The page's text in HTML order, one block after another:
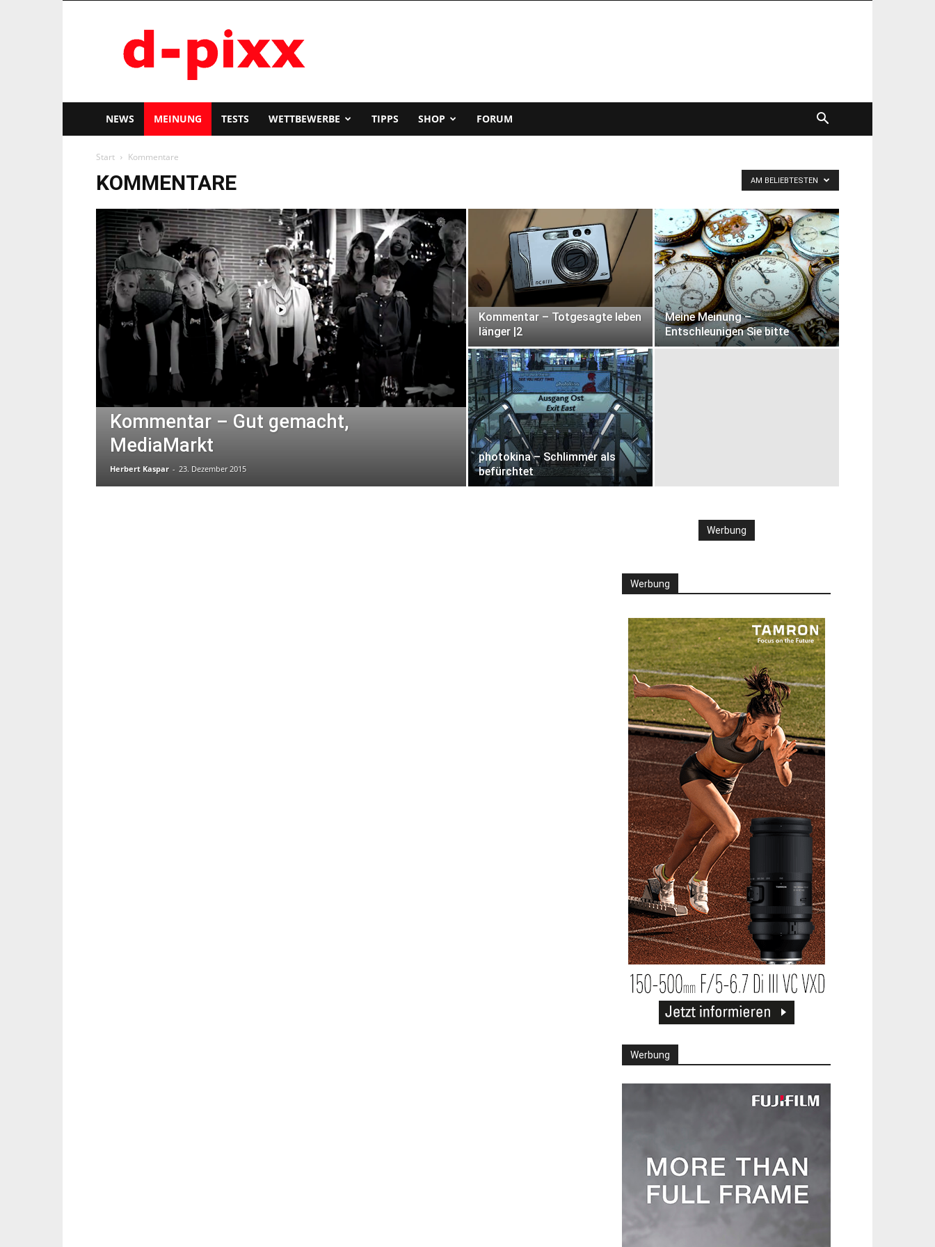
pixx
NEWS MEINUNG TESTS WETTBEWERBE TIPPS SHOP FORUM
Start Kommentare
KOMMENTARE AM BELIEBTESTEN
Kommentar – Gut gemacht,
MediaMarkt
Herbert Kaspar - 23. Dezember 2015
Kommentar – Totgesagte leben
länger |2
Meine Meinung –
Entschleunigen Sie bitte
photokina – Schlimmer als
befürchtet
Werbung
Werbung
Werbung